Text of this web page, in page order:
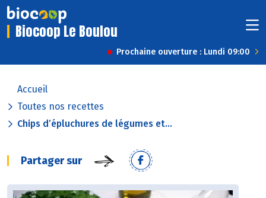
Biocoop Le Boulou
Prochaine ouverture : Lundi 09:00
Accueil
Toutes nos recettes
Chips d’épluchures de légumes et...
Partager sur